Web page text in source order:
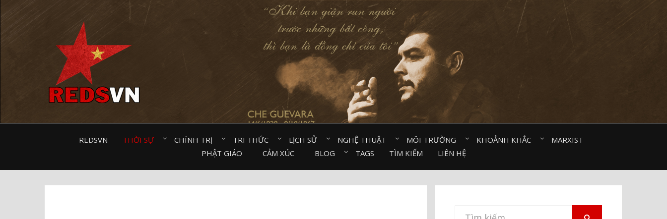
REDSVN THỜI SỰ⠀ CHÍNH TRỊ⠀ TRI THỨC⠀ LỊCH SỬ⠀ NGHỆ THUẬT⠀ MÔI TRƯỜNG⠀ KHOẢNH KHẮC⠀
MARXIST⠀
PHẬT GIÁO⠀
CẢM XÚC⠀ BLOG⠀ TAGS TÌM KIẾM LIÊN HỆ
Tìm